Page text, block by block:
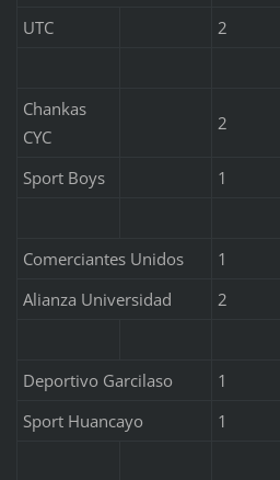
UTC
2
Chankas
CYC
2
Sport Boys 1
Comerciantes Unidos 1
Alianza Universidad
2
Deportivo Garcilaso 1
Sport Huancayo
1